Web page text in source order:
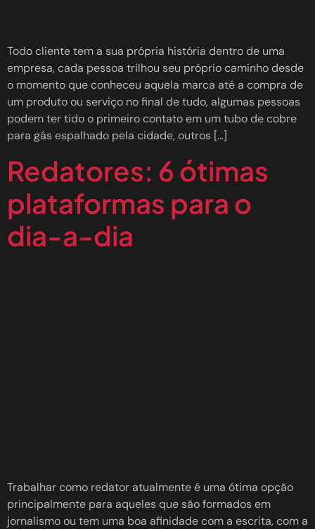
Todo cliente tem a sua própria história dentro de uma
empresa, cada pessoa trilhou seu próprio caminho desde
o momento que conheceu aquela marca até a compra de
um produto ou serviço no final de tudo, algumas pessoas
podem ter tido o primeiro contato em um tubo de cobre
para gás espalhado pela cidade, outros […]
Redatores: 6 ótimas
plataformas para o
dia-a-dia
Trabalhar como redator atualmente é uma ótima opção
principalmente para aqueles que são formados em
jornalismo ou tem uma boa afinidade com a escrita, com a